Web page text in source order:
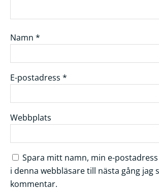
Namn *
E-postadress *
Webbplats
Spara mitt namn, min e-
i denna webbläsare till nästa gång jag
kommentar.